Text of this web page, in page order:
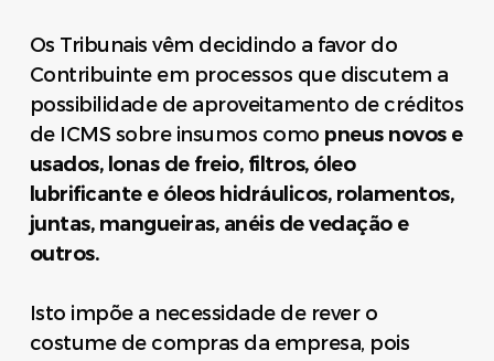
Os Tribunais vêm decidindo a favor do
Contribuinte em processos que discutem a
possibilidade de aproveitamento de créditos
de ICMS sobre insumos como pneus novos e
usados, lonas de freio, filtros, óleo
lubrificante e óleos hidráulicos, rolamentos,
juntas, mangueiras, anéis de vedação e
outros.
Isto impõe a necessidade de rever o
costume de compras da empresa, pois